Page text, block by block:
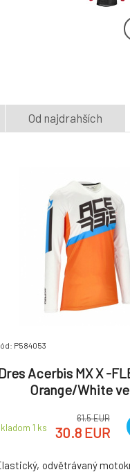
8.
Od najdrahších
P584053
Acerbis MX X -
Orange/White
1 ks
61.5 EUR
30.8 EUR
odvětrávaný